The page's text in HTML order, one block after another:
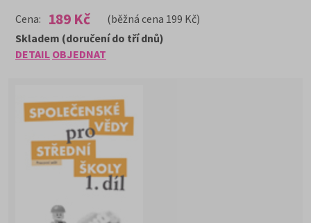
Cena:
189 Kč (běžná cena 199 Kč)
DETAIL OBJEDNAT
Skladem (doručení do tří dnů)